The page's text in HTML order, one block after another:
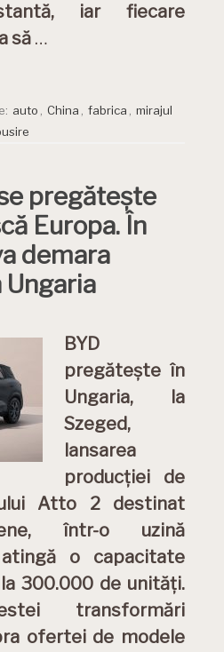
iar fiecare
să …
auto China fabrica
mirajul
pregătește
Europa. În
demara
BYD
pregătește în
Ungaria, la
Szeged,
lansarea
producției de
Atto 2 destinat
într-o uzină
o capacitate
300.000 de unități.
transformări
ofertei de modele